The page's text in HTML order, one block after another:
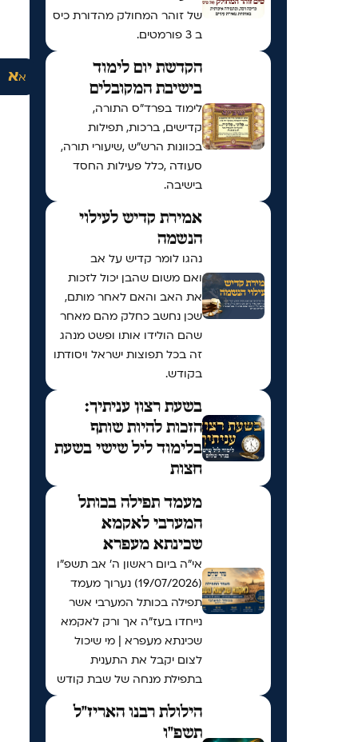
אא
של זוהר המחולק מהדורת כיס
ב 3 פורמטים.
הקדשת יום לימוד
בישיבת המקובלים
לימוד בפרד"ס התורה,
קדישים, ברכות, תפילות
בכוונות הרש"ש ,שיעורי תורה,
סעודה ,כלל פעילות החסד
בישיבה.
אמירת קדיש לעילוי
הנשמה
נהגו לומר קדיש על אב
ואם משום שהבן יכול לזכות
את האב והאם לאחר מותם,
שכן נחשב כחלק מהם מאחר
שהם הולידו אותו ופשט מנהג
זה בכל תפוצות ישראל ויסודתו
בקודש.
בשעת רצון עניתיך:
הזכות להיות שותף
בלימוד ליל שישי בשעת
חצות
מעמד תפילה בכותל
המערבי לאקמא
שכינתא מעפרא
אי"ה ביום ראשון ה׳ אב תשפ״ו
(19/07/2026) נערוך מעמד
תפילה בכותל המערבי אשר
נייחדו בעז"ה אך ורק לאקמא
שכינתא מעפרא | מי שיכול
לצום יקבל את התענית
בתפילת מנחה של שבת קודש
הילולת רבנו האריז"ל
תשפ"ו